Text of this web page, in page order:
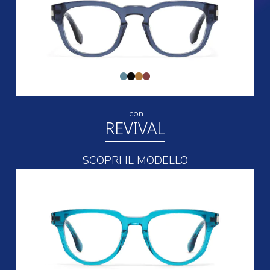
Icon
REVIVAL
SCOPRI IL MODELLO